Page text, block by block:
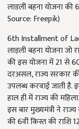
लाडली बहना योजना की
Source: Freepik)
6th Installment of
लाड़ली बहना योजना
की इस योजना में 21 से
दरअसल, राज्य सरकार
उपलब्ध करवाई जाती है.
हाल ही में राज्य की
इस बार मुख्यमंत्री ने
की 6वीं किस्त की राशि